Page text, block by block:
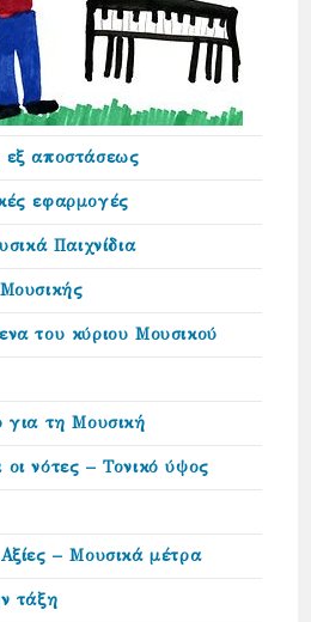
εξ αποστάσεως
εφαρμογές
Παιχνίδια
του κύριου Μουσικού
για τη Μουσική
νότες – Τονικό ύψος
– Μουσικά μέτρα
τάξη